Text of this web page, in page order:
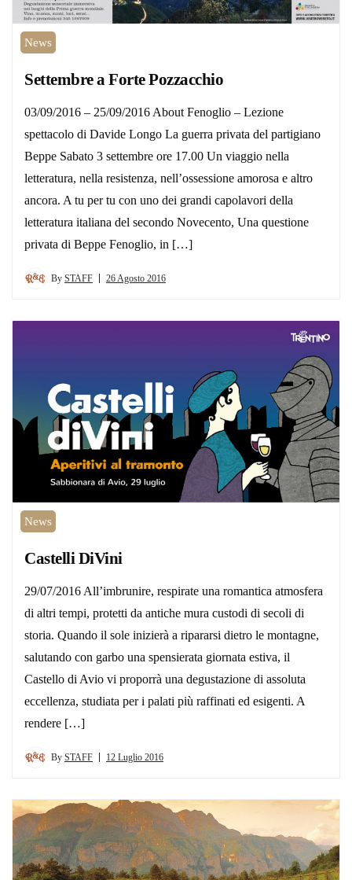
News
Settembre a Forte Pozzacchio
03/09/2016 – 25/09/2016 About Fenoglio – Lezione
spettacolo di Davide Longo La guerra privata del partigiano
Beppe Sabato 3 settembre ore 17.00 Un viaggio nella
letteratura, nella resistenza, nell’ossessione amorosa e altro
ancora. A tu per tu con uno dei grandi capolavori della
letteratura italiana del secondo Novecento, Una questione
privata di Beppe Fenoglio, in […]
By STAFF 26 Agosto 2016
News
Castelli DiVini
29/07/2016 All’imbrunire, respirate una romantica atmosfera
di altri tempi, protetti da antiche mura custodi di secoli di
storia. Quando il sole inizierà a ripararsi dietro le montagne,
salutando con garbo una spensierata giornata estiva, il
Castello di Avio vi proporrà una degustazione di assoluta
eccellenza, studiata per i palati più raffinati ed esigenti. A
rendere […]
By STAFF 12 Luglio 2016